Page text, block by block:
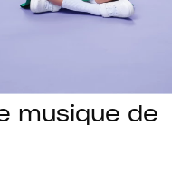
musique de